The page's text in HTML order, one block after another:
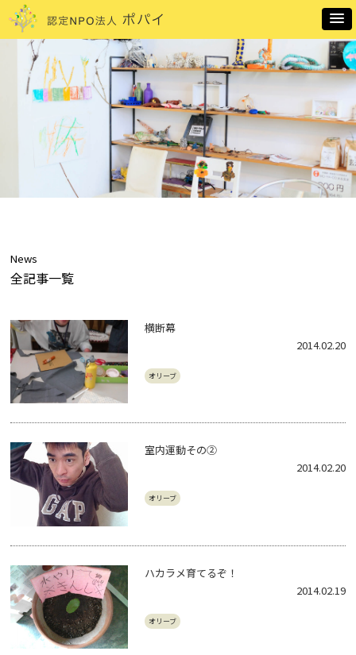
News
全記事一覧
横断幕
2014.02.20
オリーブ
室内運動その②
2014.02.20
オリーブ
ハカラメ育てるぞ！
2014.02.19
オリーブ